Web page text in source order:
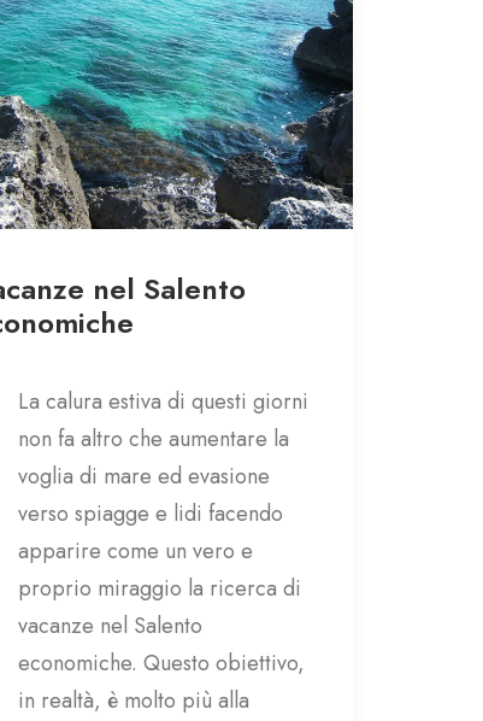
nel Salento
La calura estiva di questi giorni
non fa altro che aumentare la
voglia di mare ed evasione
verso spiagge e lidi facendo
apparire come un vero e
proprio miraggio la ricerca di
vacanze nel Salento
economiche. Questo obiettivo,
in realtà, è molto più alla